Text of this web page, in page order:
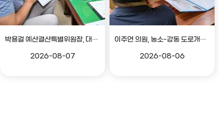
박용걸 예산결산특별위원장, 대공원로 확장공사 현안점검 간담회
2026-08-07
이주언 의원, 농소-강동 도로개설 민원 현장 점검
2026-08-06